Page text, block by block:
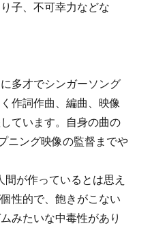
子、不可幸力などな
多才でシンガーソング
作詞作曲、編曲、映像
ています。自身の曲の
ニング映像の監督までや
が作っているとは思え
性的で、飽きがこない
みたいな中毒性があり